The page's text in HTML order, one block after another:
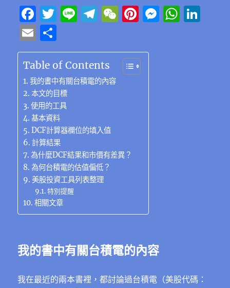
F
a
c
e
b
o
o
k
T
it
te
r
Li
e
T
e
g
r
W
C
h
at
Pi
te
re
st
M W
E
m
ai
l
享
Table of Contents
我的書中有關台積電的內容
本文的目標
使用的工具
基本資料
DCF計算器欄位的填入值
計算結果
為什麼DCF結果和市價有差異？
為何台積電的估值偏低？
美股投資工具列表整理
特別提醒
相關文章
我的書中有關台積電的內容
我在最近的兩本書裡，都討論過台積電（美股代碼：